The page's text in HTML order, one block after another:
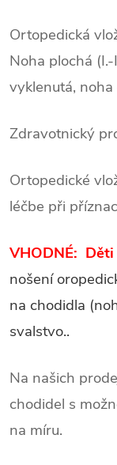
Ortopedická
Noha plochá
vyklenutá,
Zdravotnický
Ortopedické
léčbe při
VHODNÉ:
nošení
na chodidla
svalstvo..
Na našich
chodidel s
na míru.